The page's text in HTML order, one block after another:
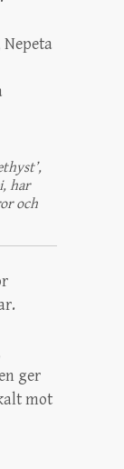
har
och